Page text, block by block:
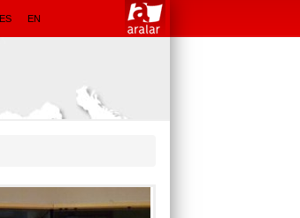
ES EN